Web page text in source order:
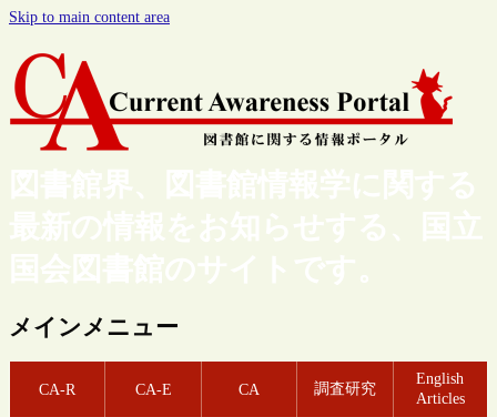
Skip to main content area
図書館界、図書館情報学に関する
最新の情報をお知らせする、国立
国会図書館のサイトです。
メインメニュー
CA-R CA-E CA 調査研究
English
Articles